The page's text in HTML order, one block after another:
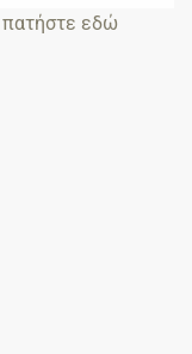
πατήστε εδώ